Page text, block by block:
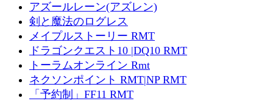
アズールレーン(アズレン)
剣と魔法のログレス
メイプルストーリー RMT
ドラゴンクエスト10 |DQ10 RMT
トーラムオンライン Rmt
ネクソンポイント RMT|NP RMT
「予約制」FF11 RMT